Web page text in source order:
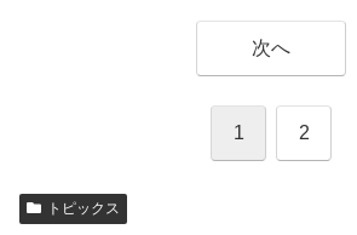
次へ
1 2
トピックス